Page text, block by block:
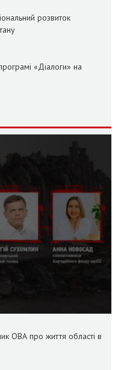
розвиток
«Діалоги» на
ОВА про життя області в